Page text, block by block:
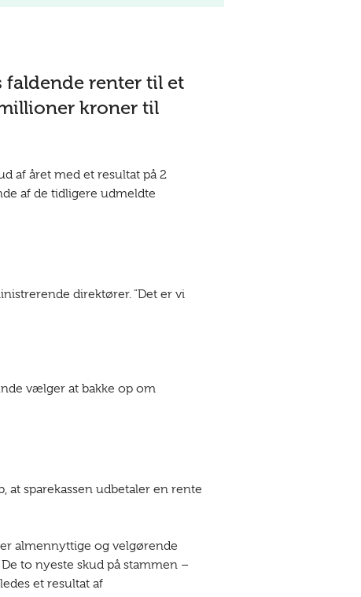
renter til et
kroner til
af året med et resultat på 2
af de tidligere udmeldte
direktører. ”Det er vi
vælger at bakke op om
at sparekassen udbetaler en rente
almennyttige og velgørende
to nyeste skud på stammen –
et resultat af